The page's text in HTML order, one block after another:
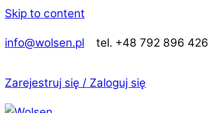
Skip to content
info@wolsen.pl tel. +48 792 896 426
Zarejestruj się / Zaloguj się